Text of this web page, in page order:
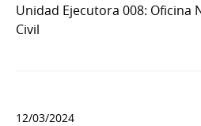
Unidad Ejecutora 008: Oficina
Civil
12/03/2024